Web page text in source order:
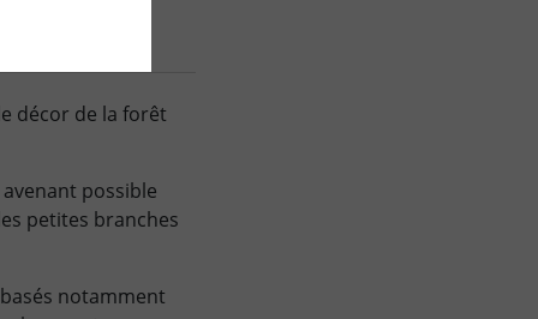
décor de la forêt
possible
petites branches
notamment